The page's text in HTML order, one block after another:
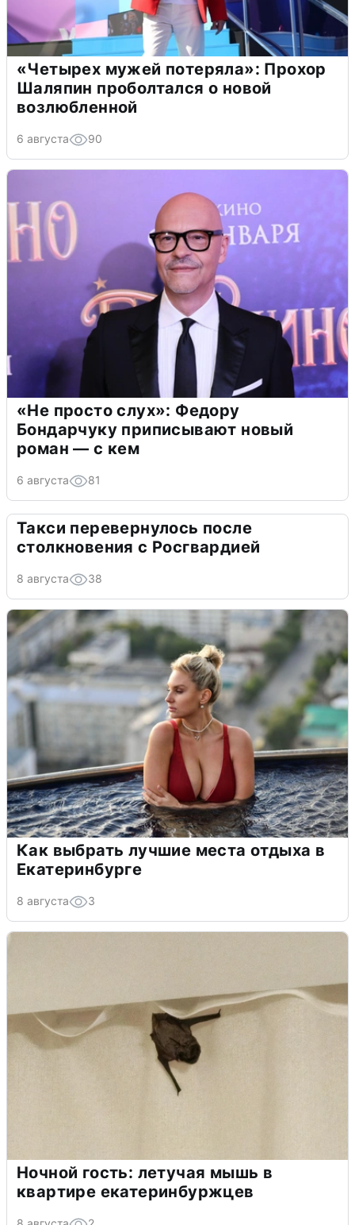
«Четырех мужей потеряла»: Прохор
Шаляпин проболтался о новой
возлюбленной
6 августа 90
«Не просто слух»: Федору
Бондарчуку приписывают новый
роман — с кем
6 августа 81
Такси перевернулось после
столкновения с Росгвардией
8 августа 38
Как выбрать лучшие места отдыха в
Екатеринбурге
8 августа 3
Ночной гость: летучая мышь в
квартире екатеринбуржцев